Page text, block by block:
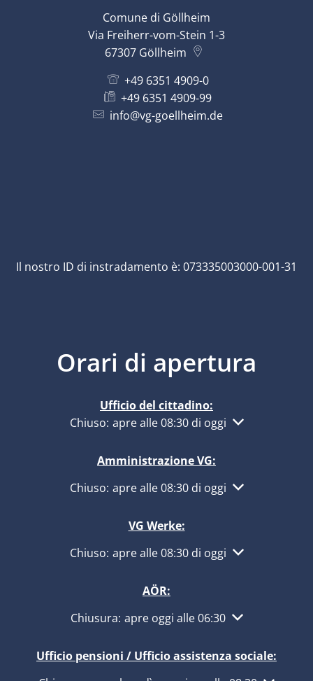
Comune di Göllheim
Via Freiherr-vom-Stein 1-3
67307 Göllheim
+49 6351 4909-0
+49 6351 4909-99
info@vg-goellheim.de
Il nostro ID di instradamento è: 073335003000-001-31
Orari di apertura
Ufficio del cittadino:
Fare clic per nascondere altri orari di
Chiuso: apre alle 08:30 di oggi
Amministrazione VG:
Fare clic per nascondere altri orari di
Chiuso: apre alle 08:30 di oggi
VG Werke:
Fare clic per nascondere altri orari di
Chiuso: apre alle 08:30 di oggi
AÖR:
Fare clic per nascondere altri orari di
Chiusura: apre oggi alle 06:30
Ufficio pensioni / Ufficio assistenza sociale: